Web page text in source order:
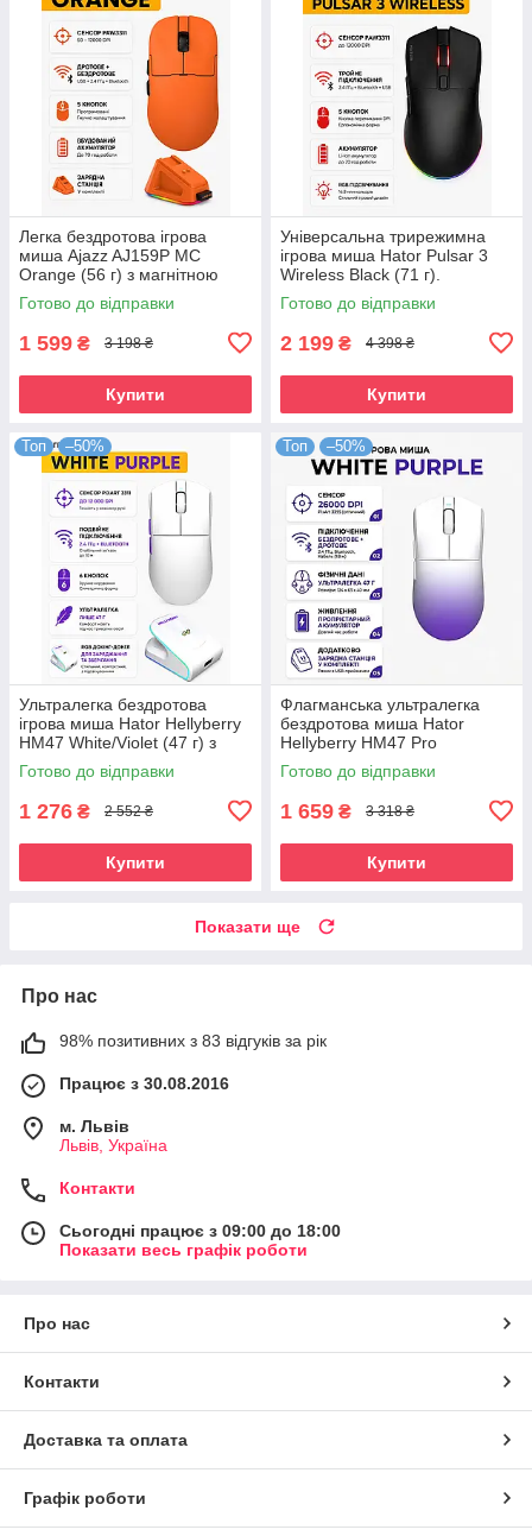
Легка бездротова ігрова
миша Ajazz AJ159P MC
Orange (56 г) з магнітною
зарядною станцією. Сенсор
PixArt PAW3311 12000 DPI
Готово до відправки
1 599 ₴ 3 198 ₴
Купити
Універсальна трирежимна
ігрова миша Hator Pulsar 3
Wireless Black (71 г).
Оптичний сенсор PixArt
PAW3311 12000 DPI
Готово до відправки
2 199 ₴ 4 398 ₴
Купити
Топ –50%
Ультралегка бездротова
ігрова миша Hator Hellyberry
HM47 White/Violet (47 г) з
магнітною зарядною
станцією
Готово до відправки
1 276 ₴ 2 552 ₴
Купити
Топ –50%
Флагманська ультралегка
бездротова миша Hator
Hellyberry HM47 Pro
White/Violet Gradient (47 г) з
магнітною док-станцією
Готово до відправки
1 659 ₴ 3 318 ₴
Купити
Показати ще
Про нас
98% позитивних з 83 відгуків за рік
Працює з 30.08.2016
м. Львів
Львів, Україна
Контакти
Сьогодні працює з 09:00 до 18:00
Показати весь графік роботи
Про нас
Контакти
Доставка та оплата
Графік роботи